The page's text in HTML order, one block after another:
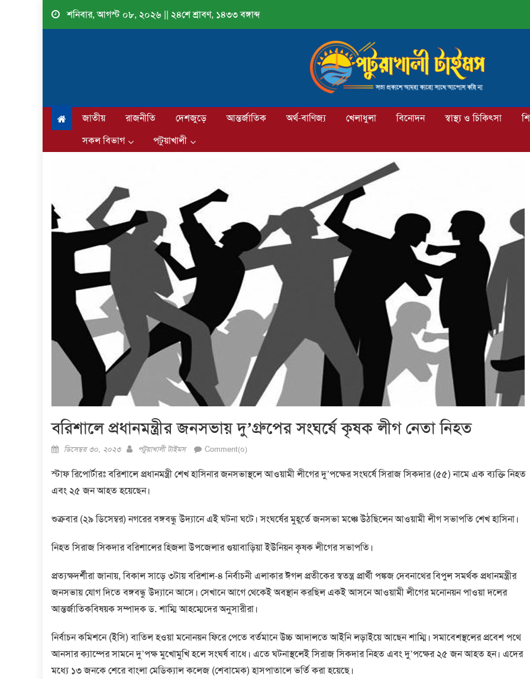
Skip
শনিবার, আগস্ট ০৮, ২০২৬ || ২৪শে শ্রাবণ, ১৪৩৩ বঙ্গাব্দ
জাতীয় রাজনীতি দেশজুড়ে আন্তর্জাতিক অর্থ-বাণিজ্য খেলাধুলা বিনোদন স্বাস্থ্য ও চিকিৎসা
সকল বিভাগ
পটুয়াখালী
বরিশালে প্রধানমন্ত্রীর জনসভায় দু’গ্রুপের সংঘর্ষে কৃষক লীগ নেতা নিহত
Posted
ডিসেম্বর ৩০, ২০২৩ Author
পটুয়াখালী টাইমস Comment(০)
স্টাফ রিপোর্টারঃ বরিশালে প্রধানমন্ত্রী শেখ হাসিনার জনসভাস্থলে আওয়ামী লীগের দু’পক্ষের সংঘর্ষে সিরাজ সিকদার (৫৫) নামে এক ব্যক্তি নিহত
এবং ২৫ জন আহত হয়েছেন।
শুক্রবার (২৯ ডিসেম্বর) নগরের বঙ্গবন্ধু উদ্যানে এই ঘটনা ঘটে। সংঘর্ষের মুহূর্তে জনসভা মঞ্চে উঠছিলেন আওয়ামী লীগ সভাপতি শেখ হাসিনা।
নিহত সিরাজ সিকদার বরিশালের হিজলা উপজেলার গুয়াবাড়িয়া ইউনিয়ন কৃষক লীগের সভাপতি।
প্রত্যক্ষদর্শীরা জানায়, বিকাল সাড়ে ৩টায় বরিশাল-৪ নির্বাচনী এলাকার ঈগল প্রতীকের স্বতন্ত্র প্রার্থী পঙ্কজ দেবনাথের বিপুল সমর্থক প্রধানমন্ত্রীর
জনসভায় যোগ দিতে বঙ্গবন্ধু উদ্যানে আসে। সেখানে আগে থেকেই অবস্থান করছিল একই আসনে আওয়ামী লীগের মনোনয়ন পাওয়া দলের
আন্তর্জাতিকবিষয়ক সম্পাদক ড. শাম্মি আহম্মেদের অনুসারীরা।
নির্বাচন কমিশনে (ইসি) বাতিল হওয়া মনোনয়ন ফিরে পেতে বর্তমানে উচ্চ আদালতে আইনি লড়াইয়ে আছেন শাম্মি। সমাবেশস্থলের প্রবেশ পথে
আনসার ক্যাম্পের সামনে দু’পক্ষ মুখোমুখি হলে সংঘর্ষ বাধে। এতে ঘটনাস্থলেই সিরাজ সিকদার নিহত এবং দু’পক্ষের ২৫ জন আহত হন। এদের
মধ্যে ১৩ জনকে শেরে বাংলা মেডিক্যাল কলেজ (শেবামেক) হাসপাতালে ভর্তি করা হয়েছে।